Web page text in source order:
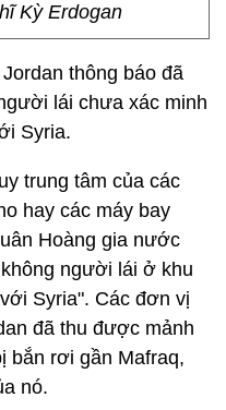
Kỳ Erdogan
thông báo đã
lái chưa xác minh
Syria.
trung tâm của các
hay các máy bay
Hoàng gia nước
người lái ở khu
Syria". Các đơn vị
đã thu được mảnh
bắn rơi gần Mafraq,
nó.